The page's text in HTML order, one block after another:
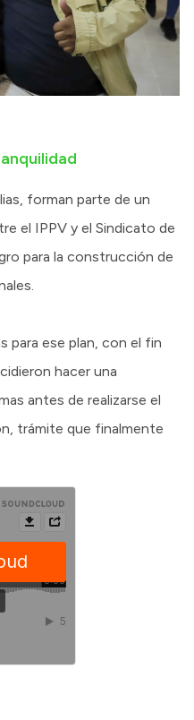
forman parte de un
el IPPV y el Sindicato de
para la construcción de
para ese plan, con el fin
hacer una
antes de realizarse el
trámite que finalmente